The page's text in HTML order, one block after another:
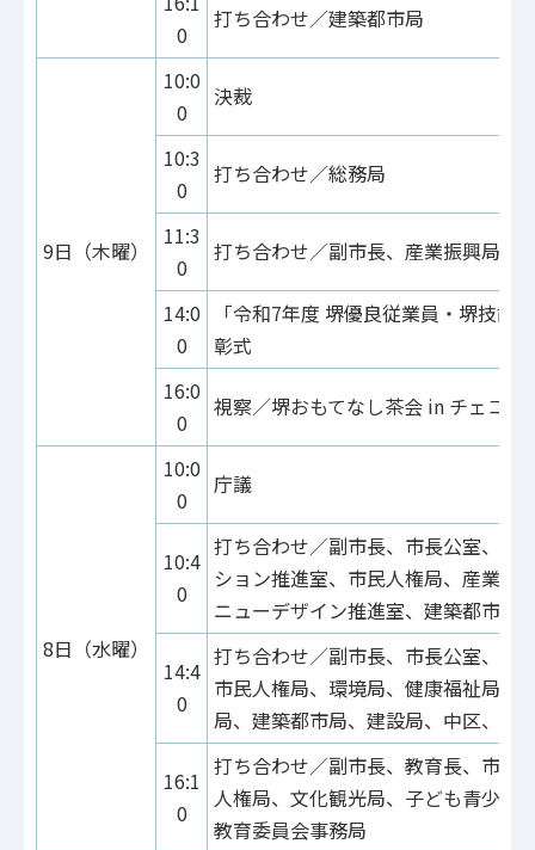
0
打ち合わせ／建築都市局
9日（木曜）
10:0
0
決裁
10:3
0
打ち合わせ／総務局
11:3
0
打ち合わせ／副市長、産業振興局
14:0
0
「令和7年度 堺優良従業員・堺技能
彰式
16:0
0
視察／堺おもてなし茶会 in チェコパ
8日（水曜）
10:0
0
庁議
10:4
0
打ち合わせ／副市長、市長公室、
ション推進室、市民人権局、産業振
ニューデザイン推進室、建築都市局
14:4
0
打ち合わせ／副市長、市長公室、危
市民人権局、環境局、健康福祉局、
局、建築都市局、建設局、中区、上
16:1
0
打ち合わせ／副市長、教育長、市長
人権局、文化観光局、子ども青少年
教育委員会事務局